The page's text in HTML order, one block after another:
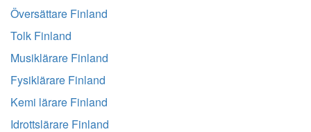
Översättare Finland
Tolk Finland
Musiklärare Finland
Fysiklärare Finland
Kemi lärare Finland
Idrottslärare Finland